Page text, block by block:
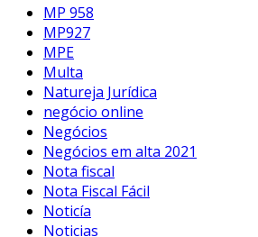
MP 958
MP927
MPE
Multa
Natureja Jurídica
negócio online
Negócios
Negócios em alta 2021
Nota fiscal
Nota Fiscal Fácil
Noticía
Noticias